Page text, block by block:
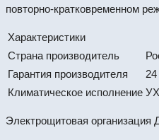
повторно-кратковременном
Характеристики
Страна производитель
Гарантия производителя
Климатическое исполнение
Электрощитовая